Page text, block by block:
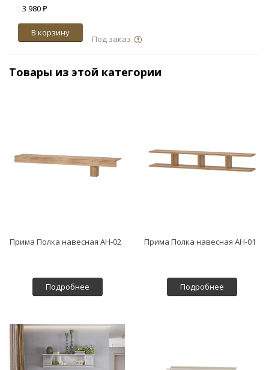
: 3 980 ₽
В корзину
Под заказ
Товары из этой категории
Прима Полка навесная АН-02
Подробнее
Прима Полка навесная АН-01
Подробнее